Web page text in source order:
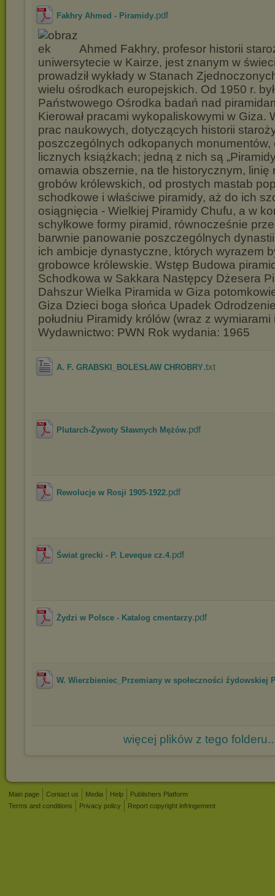
Fakhry Ahmed - Piramidy.pdf
Ahmed Fakhry, profesor historii
uniwersytecie w Kairze, jest znanym w
prowadził wykłady w Stanach
wielu ośrodkach europejskich. Od 1950 r.
Państwowego Ośrodka badań nad
Kierował pracami wykopaliskowymi w Giza.
prac naukowych, dotyczących historii
poszczególnych odkopanych monumentów,
licznych książkach; jedną z nich są
omawia obszernie, na tle historycznym, linię
grobów królewskich, od prostych mastab
schodkowe i właściwe piramidy, aż do ich
osiągnięcia - Wielkiej Piramidy Chufu, a w
schyłkowe formy piramid, równocześnie
barwnie panowanie poszczególnych
ich ambicje dynastyczne, których wyrazem
grobowce królewskie. Wstęp Budowa
Schodkowa w Sakkara Następcy Dżesera
Dahszur Wielka Piramida w Giza
Giza Dzieci boga słońca Upadek
południu Piramidy królów (wraz z
Wydawnictwo: PWN Rok wydania: 1965
A. F. GRABSKI_BOLESŁAW CHROBRY.txt
Plutarch-Żywoty Sławnych Mężów.pdf
Rewolucje w Rosji 1905-1922.pdf
Świat grecki - P. Leveque cz.4.pdf
Żydzi w Polsce - Katalog cmentarzy.pdf
W. Wierzbieniec_Przemiany w społeczności źydowskiej
więcej plików z tego
Main page Contact us Media Help
Publishers Platform
Terms and conditions
Privacy policy Report copyright infringement